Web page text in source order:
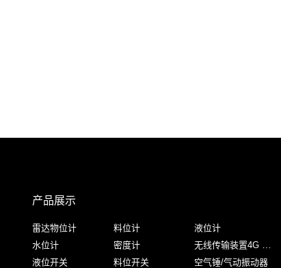
产品展示
雷达物位计 料位计
液位计
水位计
密度计
液位开关 料位开关 空气锤/气动振动器